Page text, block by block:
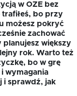
w OZE bez
trafiłeś, bo przy
możesz pokryć
zachować
planujesz większy
rok. Warto też
bo w grę
wymagania
i sprawdź, jak